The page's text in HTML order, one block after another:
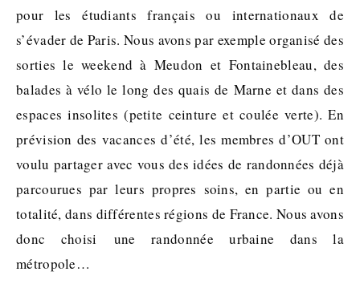
pour les étudiants français ou internationaux de
s’évader de Paris. Nous avons par exemple organisé des
sorties le weekend à Meudon et Fontainebleau, des
balades à vélo le long des quais de Marne et dans des
espaces insolites (petite ceinture et coulée verte). En
prévision des vacances d’été, les membres d’OUT ont
voulu partager avec vous des idées de randonnées déjà
parcourues par leurs propres soins, en partie ou en
totalité, dans différentes régions de France. Nous avons
donc choisi une randonnée urbaine dans la
métropole…